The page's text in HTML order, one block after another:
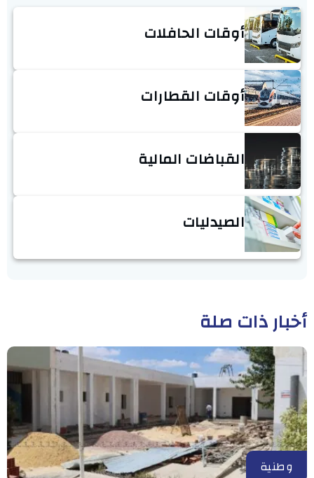
أوقات الحافلات
أوقات القطارات
القباضات المالية
الصيدليات
أخبار ذات صلة
وطنية